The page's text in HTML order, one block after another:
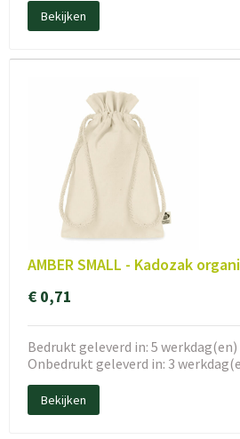
Bekijken
AMBER SMALL - Kadozak
€ 0,71
Bedrukt geleverd in: 5 werkdag(en)
Onbedrukt geleverd in: 3
Bekijken